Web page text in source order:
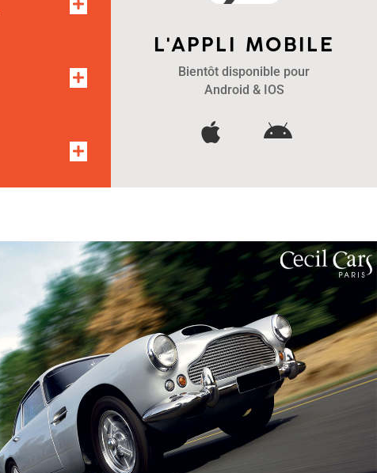
L'APPLI MOBILE
Bientôt disponible pour
Android & IOS